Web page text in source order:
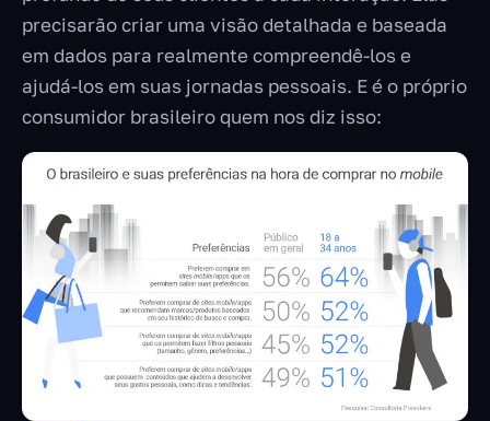
precisarão criar uma visão detalhada e baseada
em dados para realmente compreendê-los e
ajudá-los em suas jornadas pessoais. E é o próprio
consumidor brasileiro quem nos diz isso: